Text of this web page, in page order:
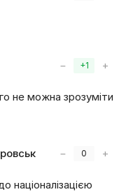
− +1 +
не можна зрозуміти
− 0 +
націоналізацією